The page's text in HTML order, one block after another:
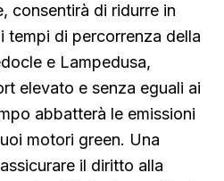
consentirà di ridurre in
tempi di percorrenza della
e Lampedusa,
elevato e senza eguali ai
abbatterà le emissioni
motori green. Una
il diritto alla